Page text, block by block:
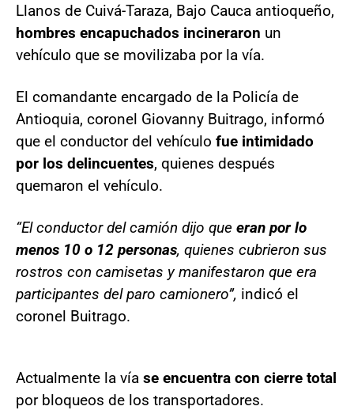
Llanos de Cuivá-Taraza, Bajo Cauca antioqueño,
hombres encapuchados incineraron un
vehículo que se movilizaba por la vía.
El comandante encargado de la Policía de
Antioquia, coronel Giovanny Buitrago, informó
que el conductor del vehículo fue intimidado
por los delincuentes, quienes después
quemaron el vehículo.
“El conductor del camión dijo que eran por lo
menos 10 o 12 personas, quienes cubrieron sus
rostros con camisetas y manifestaron que era
participantes del paro camionero”, indicó el
coronel Buitrago.
Actualmente la vía se encuentra con cierre total
por bloqueos de los transportadores.